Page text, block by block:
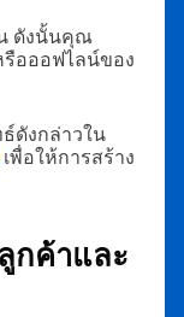
ดังนั้นคุณ
อออฟไลน์ของ
ดังกล่าวใน
เพื่อให้การสร้าง
กค้าและ